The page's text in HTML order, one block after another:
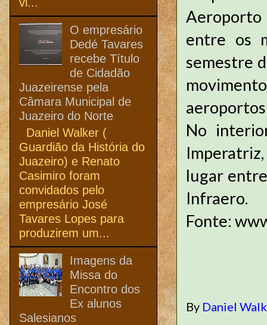
entre os
semestre
No
lugar
Infraero.
Fonte:
By Daniel
O empresário
Dedé Tavares
recebe Título
de Cidadão
Juazeirense pela
Câmara Municipal de
Juazeiro do Norte
Daniel Walker (
Guardião da História do
Juazeiro) e Renato
Casimiro foram
convidados pelo
empresário José
Tavares Lopes para
produzirem um...
Imagens da
Missa do
Encontro dos
Ex alunos
Salesianos